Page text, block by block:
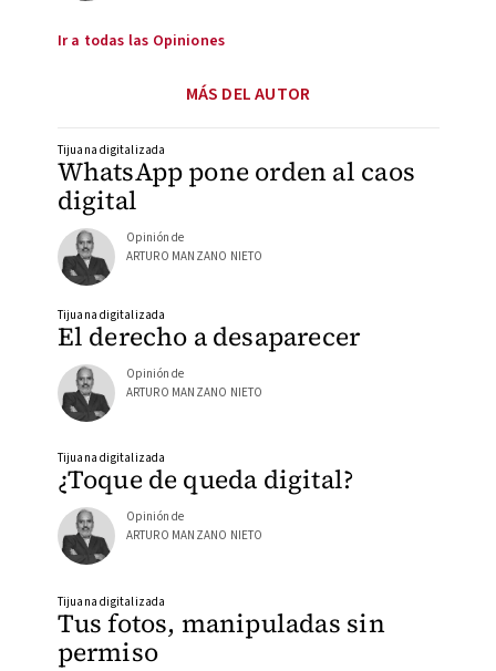
Ir a todas las Opiniones
MÁS DEL AUTOR
WhatsApp pone orden al caos
digital
Tijuana digitalizada
Opinión de
ARTURO MANZANO NIETO
El derecho a desaparecer
Tijuana digitalizada
Opinión de
ARTURO MANZANO NIETO
¿Toque de queda digital?
Tijuana digitalizada
Opinión de
ARTURO MANZANO NIETO
Tus fotos, manipuladas sin
permiso
Tijuana digitalizada